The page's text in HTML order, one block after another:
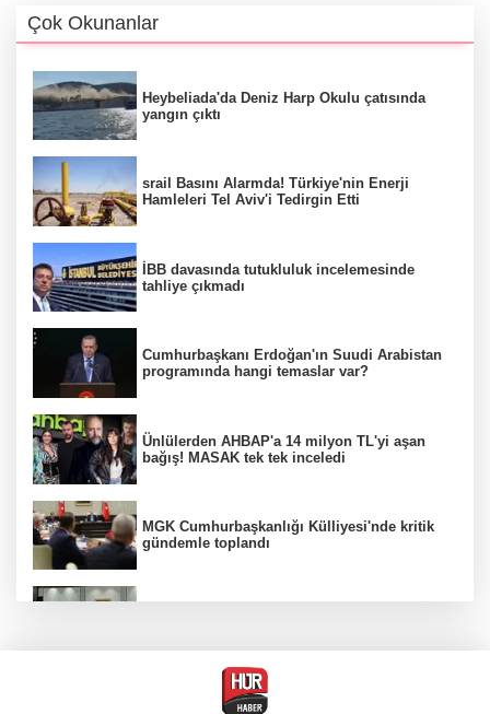
Çok Okunanlar
Heybeliada'da Deniz Harp Okulu çatısında
yangın çıktı
srail Basını Alarmda! Türkiye'nin Enerji
Hamleleri Tel Aviv'i Tedirgin Etti
İBB davasında tutukluluk incelemesinde
tahliye çıkmadı
Cumhurbaşkanı Erdoğan'ın Suudi Arabistan
programında hangi temaslar var?
Ünlülerden AHBAP'a 14 milyon TL'yi aşan
bağış! MASAK tek tek inceledi
MGK Cumhurbaşkanlığı Külliyesi'nde kritik
gündemle toplandı
Özgür Özel'in Menderes Belediye Başkanı
İlkay Çiçek'e yönelik sözleri yeniden